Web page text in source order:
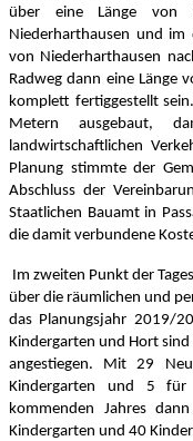
über eine Länge von
Niederharthausen und
von Niederharthausen
Radweg dann eine Länge
komplett fertiggestellt
Metern ausgebaut,
landwirtschaftlichen
Planung stimmte der
Abschluss der
Staatlichen Bauamt in
die damit verbundene
Im zweiten Punkt der
über die räumlichen und
das Planungsjahr 2019/
Kindergarten und Hort
angestiegen. Mit 29
Kindergarten und 5
kommenden Jahres
Kindergarten und 40